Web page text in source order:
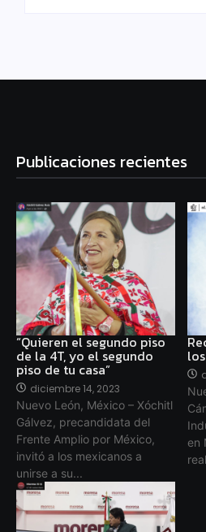
Publicaciones recientes
“Quieren el segundo piso
de la 4T, yo el segundo
piso de tu casa”
diciembre 14, 2023
Nuevo León, México – Xóchitl
Gálvez, precandidata del
Frente Amplio por México,
invitó a los mexicanos a
unirse a su...
en